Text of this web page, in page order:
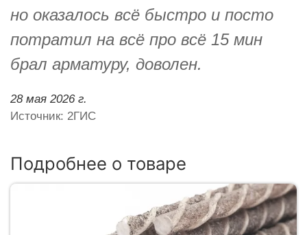
но оказалось всё быстро и посто
потратил на всё про всё 15 мин
брал арматуру, доволен.
28 мая 2026 г.
Источник: 2ГИС
Подробнее о товаре